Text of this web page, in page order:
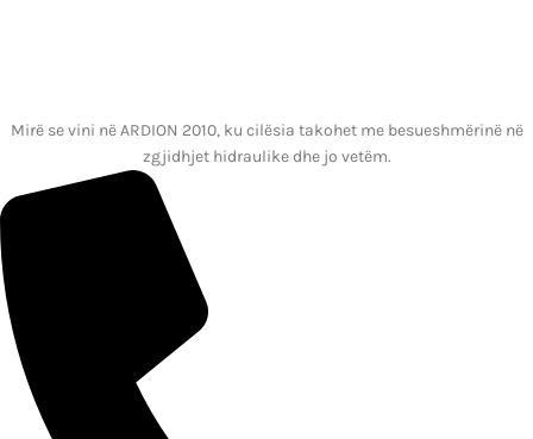
Mirë se vini në ARDION 2010, ku cilësia takohet me besueshmërinë në
zgjidhjet hidraulike dhe jo vetëm.